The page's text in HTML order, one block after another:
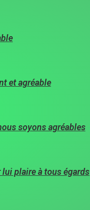
et agréable
soyons agréables
lui plaire à tous égards